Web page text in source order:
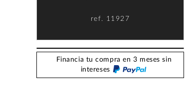
ref. 11927
Financia tu compra en 3 meses sin
intereses